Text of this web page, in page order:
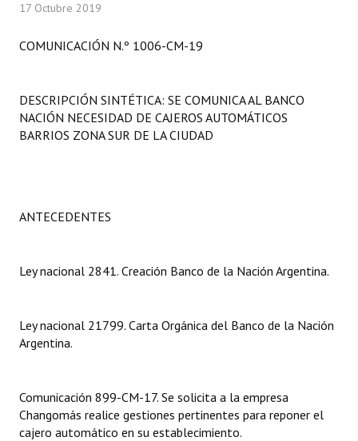
Comisiones Especiales
Programas
Constitución Provincial
Digesto
Organigrama
Informes de Gestión
17 Octubre 2019
COMUNICACIÓN N.º 1006-CM-19
DESCRIPCIÓN SINTÉTICA: SE COMUNICA AL BANCO
NACIÓN NECESIDAD DE CAJEROS AUTOMÁTICOS
BARRIOS ZONA SUR DE LA CIUDAD
ANTECEDENTES
Ley nacional 2841. Creación Banco de la Nación Argentina.
Ley nacional 21799. Carta Orgánica del Banco de la Nación
Argentina.
Comunicación 899-CM-17. Se solicita a la empresa
Changomás realice gestiones pertinentes para reponer el
cajero automático en su establecimiento.